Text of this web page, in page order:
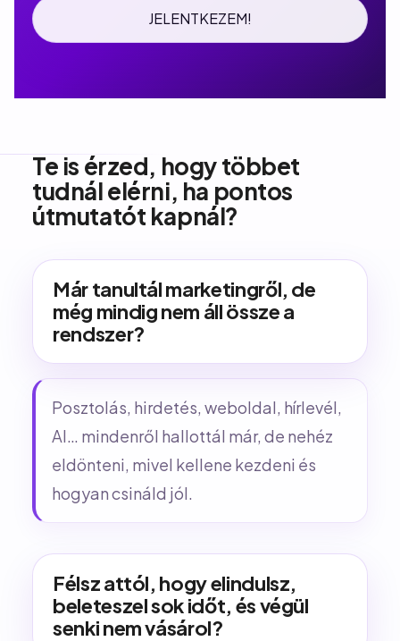
JELENTKEZEM!
Te is érzed, hogy többet
tudnál elérni, ha pontos
útmutatót kapnál?
Már tanultál marketingről, de
még mindig nem áll össze a
rendszer?
Posztolás, hirdetés, weboldal, hírlevél,
AI… mindenről hallottál már, de nehéz
eldönteni, mivel kellene kezdeni és
hogyan csináld jól.
Félsz attól, hogy elindulsz,
beleteszel sok időt, és végül
senki nem vásárol?